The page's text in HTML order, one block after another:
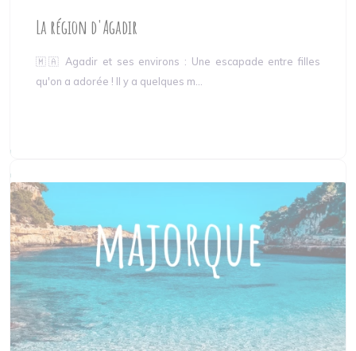
La région d'Agadir
🇲🇦 Agadir et ses environs : Une escapade entre filles
qu'on a adorée ! Il y a quelques m...